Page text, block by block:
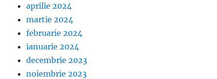
aprilie 2024
martie 2024
februarie 2024
ianuarie 2024
decembrie 2023
noiembrie 2023